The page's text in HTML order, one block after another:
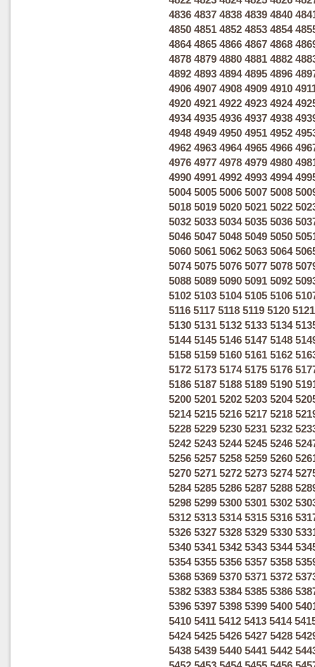
4836 4837 4838 4839 4840
4850 4851 4852 4853 4854
4864 4865 4866 4867 4868
4878 4879 4880 4881 4882
4892 4893 4894 4895 4896
4906 4907 4908 4909 4910
4920 4921 4922 4923 4924
4934 4935 4936 4937 4938
4948 4949 4950 4951 4952
4962 4963 4964 4965 4966
4976 4977 4978 4979 4980
4990 4991 4992 4993 4994
5004 5005 5006 5007 5008
5018 5019 5020 5021 5022
5032 5033 5034 5035 5036
5046 5047 5048 5049 5050
5060 5061 5062 5063 5064
5074 5075 5076 5077 5078
5088 5089 5090 5091 5092
5102 5103 5104 5105 5106
5116 5117 5118 5119 5120 5121
5130 5131 5132 5133 5134
5144 5145 5146 5147 5148
5158 5159 5160 5161 5162
5172 5173 5174 5175 5176
5186 5187 5188 5189 5190
5200 5201 5202 5203 5204
5214 5215 5216 5217 5218
5228 5229 5230 5231 5232
5242 5243 5244 5245 5246
5256 5257 5258 5259 5260
5270 5271 5272 5273 5274
5284 5285 5286 5287 5288
5298 5299 5300 5301 5302
5312 5313 5314 5315 5316
5326 5327 5328 5329 5330
5340 5341 5342 5343 5344
5354 5355 5356 5357 5358
5368 5369 5370 5371 5372
5382 5383 5384 5385 5386
5396 5397 5398 5399 5400
5410 5411 5412 5413 5414
5424 5425 5426 5427 5428
5438 5439 5440 5441 5442